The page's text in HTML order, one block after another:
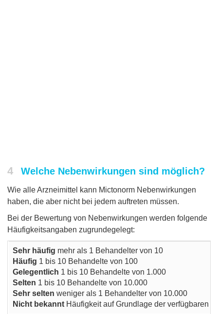
4 Welche Nebenwirkungen sind möglich?
Wie alle Arzneimittel kann Mictonorm Nebenwirkungen
haben, die aber nicht bei jedem auftreten müssen.
Bei der Bewertung von Nebenwirkungen werden folgende
Häufigkeitsangaben zugrundegelegt:
Sehr häufig mehr als 1 Behandelter von 10
Häufig 1 bis 10 Behandelte von 100
Gelegentlich 1 bis 10 Behandelte von 1.000
Selten 1 bis 10 Behandelte von 10.000
Sehr selten weniger als 1 Behandelter von 10.000
Nicht bekannt Häufigkeit auf Grundlage der verfügbaren